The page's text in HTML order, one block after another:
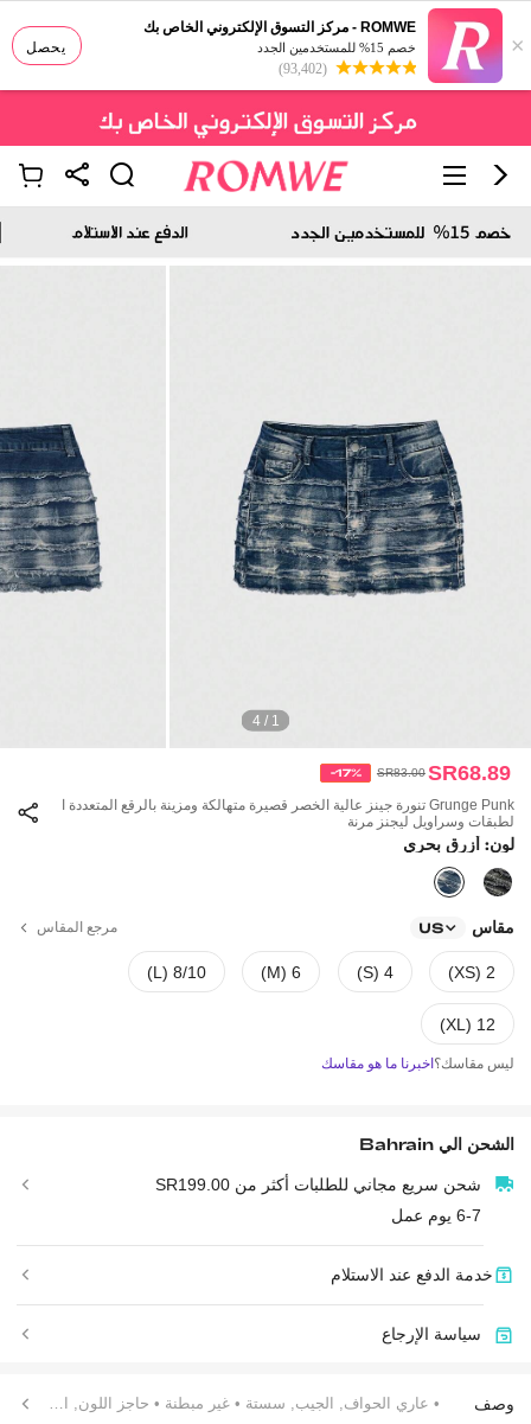
يحصل ×
ROMWE - مركز التسوق الإلكتروني الخاص بك
خصم 15% للمستخدمين الجدد
(93,402)
1 / 4
SR68.89
SR83.00
-17%
Grunge Punk تنورة جينز عالية الخصر قصيرة متهالكة ومزينة بالرقع المتعددة ا
لطبقات وسراويل ليجنز مرنة
لون: أزرق بحري
مقاس US مرجع المقاس
2 (XS)
4 (S)
6 (M)
8/10 (L)
12 (XL)
ليس مقاسك؟ اخبرنا ما هو مقاسك
الشحن اليBahrain
شحن سريع مجاني للطلبات أكثر من SR199.00
6-7 يوم عمل
خدمة الدفع عند الاستلام
سياسة الإرجاع
وصف • عاري الحواف, الجيب, سستة • غير مبطنة • حاجز اللون, الصاف